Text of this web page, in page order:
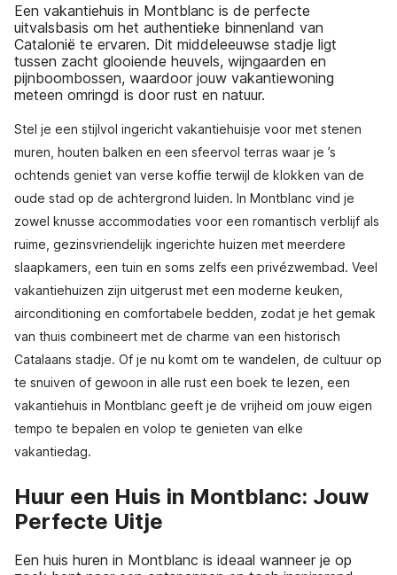
Een vakantiehuis in Montblanc is de perfecte
uitvalsbasis om het authentieke binnenland van
Catalonië te ervaren. Dit middeleeuwse stadje ligt
tussen zacht glooiende heuvels, wijngaarden en
pijnboombossen, waardoor jouw vakantiewoning
meteen omringd is door rust en natuur.
Stel je een stijlvol ingericht vakantiehuisje voor met stenen
muren, houten balken en een sfeervol terras waar je ’s
ochtends geniet van verse koffie terwijl de klokken van de
oude stad op de achtergrond luiden. In Montblanc vind je
zowel knusse accommodaties voor een romantisch verblijf als
ruime, gezinsvriendelijk ingerichte huizen met meerdere
slaapkamers, een tuin en soms zelfs een privézwembad. Veel
vakantiehuizen zijn uitgerust met een moderne keuken,
airconditioning en comfortabele bedden, zodat je het gemak
van thuis combineert met de charme van een historisch
Catalaans stadje. Of je nu komt om te wandelen, de cultuur op
te snuiven of gewoon in alle rust een boek te lezen, een
vakantiehuis in Montblanc geeft je de vrijheid om jouw eigen
tempo te bepalen en volop te genieten van elke
vakantiedag.
Huur een Huis in Montblanc: Jouw
Perfecte Uitje
Een huis huren in Montblanc is ideaal wanneer je op